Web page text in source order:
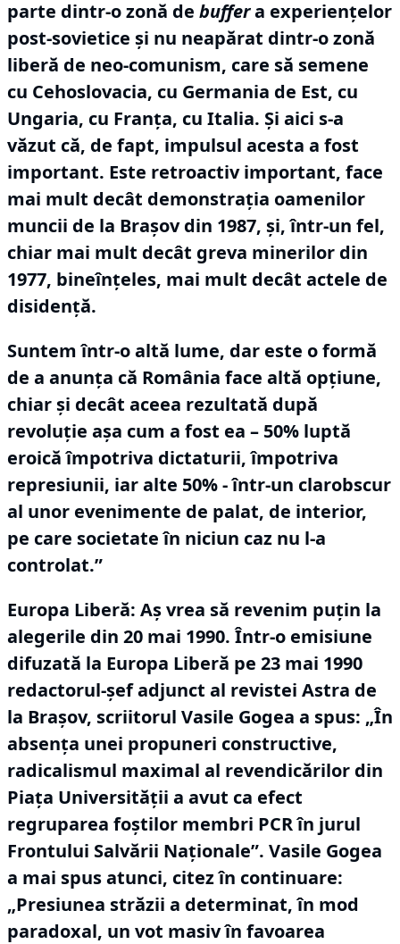
parte dintr-o zonă de buffera experiențelor
post-sovietice și nu neapărat dintr-o zonă
liberă de neo-comunism, care să semene
cu Cehoslovacia, cu Germania de Est, cu
Ungaria, cu Franța, cu Italia. Și aici s-a
văzut că, de fapt, impulsul acesta a fost
important. Este retroactiv important, face
mai mult decât demonstrația oamenilor
muncii de la Brașov din 1987, și, într-un fel,
chiar mai mult decât greva minerilor din
1977, bineînțeles, mai mult decât actele de
disidență.
Suntem într-o altă lume, dar este o formă
de a anunța că România face altă opțiune,
chiar și decât aceea rezultată după
revoluție așa cum a fost ea – 50% luptă
eroică împotriva dictaturii, împotriva
represiunii, iar alte 50% - într-un clarobscur
al unor evenimente de palat, de interior,
pe care societate în niciun caz nu l-a
controlat.”
Europa Liberă: Aș vrea să revenim puțin la
alegerile din 20 mai 1990. Într-o emisiune
difuzată la Europa Liberă pe 23 mai 1990
redactorul-șef adjunct al revistei Astra de
la Brașov, scriitorul Vasile Gogea a spus: „În
absența unei propuneri constructive,
radicalismul maximal al revendicărilor din
Piața Universității a avut ca efect
regruparea foștilor membri PCR în jurul
Frontului Salvării Naționale”. Vasile Gogea
a mai spus atunci, citez în continuare:
„Presiunea străzii a determinat, în mod
paradoxal, un vot masiv în favoarea